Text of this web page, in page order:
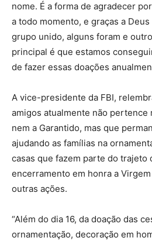
nome. É a forma de agradecer
a todo momento, e graças a
grupo unido, alguns foram e
principal é que estamos
de fazer essas doações
A vice-presidente da FBI,
amigos atualmente não pertence
nem a Garantido, mas que
ajudando as famílias na
casas que fazem parte do trajeto
encerramento em honra a
outras ações.
“Além do dia 16, da doação das
ornamentação, decoração em